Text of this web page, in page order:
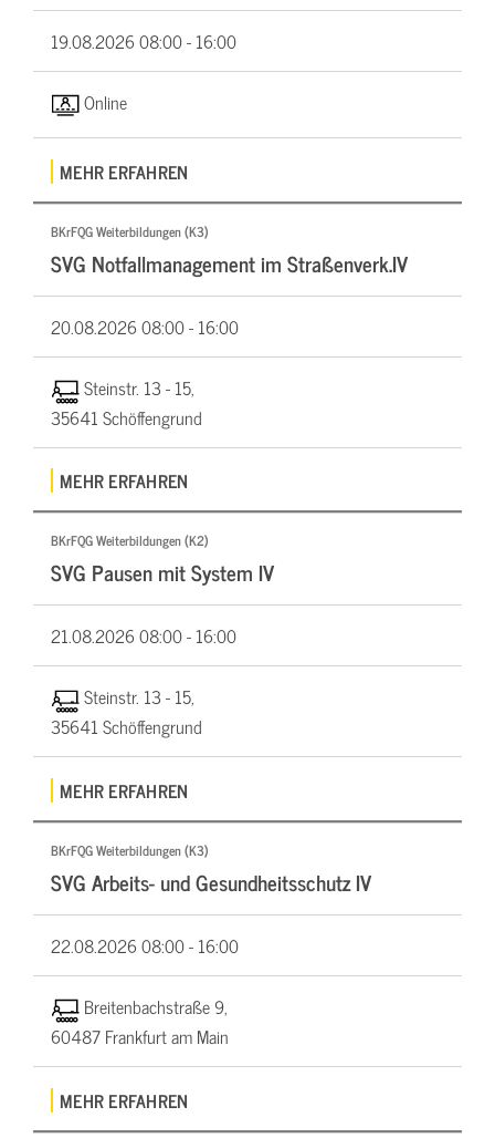
19.08.202608:00 - 16:00
Online
MEHR ERFAHREN
BKrFQG Weiterbildungen (K3)
SVG Notfallmanagement im Straßenverk.IV
20.08.202608:00 - 16:00
Steinstr. 13 - 15,
35641 Schöffengrund
MEHR ERFAHREN
BKrFQG Weiterbildungen (K2)
SVG Pausen mit System IV
21.08.202608:00 - 16:00
Steinstr. 13 - 15,
35641 Schöffengrund
MEHR ERFAHREN
BKrFQG Weiterbildungen (K3)
SVG Arbeits- und Gesundheitsschutz IV
22.08.202608:00 - 16:00
Breitenbachstraße 9,
60487 Frankfurt am Main
MEHR ERFAHREN